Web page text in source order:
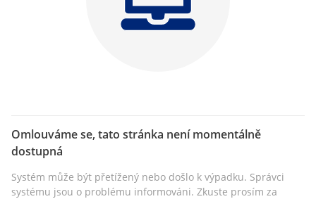
Omlouváme se, tato stránka není momentálně
dostupná
Systém může být přetížený nebo došlo k výpadku. Správci
systému jsou o problému informováni. Zkuste prosím za